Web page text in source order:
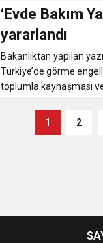
‘Evde Bakım
yararlandı
Bakanlıktan yapılan
Türkiye’de görme
toplumla kaynaşması ve
1 2